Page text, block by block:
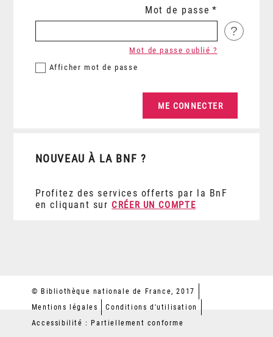
Mot de passe
?
Afficher mot de passe
Mot de passe oublié ?
NOUVEAU À LA BNF ?
Profitez des services offerts par la BnF
en cliquant sur CRÉER UN COMPTE
© Bibliothèque nationale de France, 2017
Mentions légales
Conditions d'utilisation
Accessibilité : Partiellement conforme